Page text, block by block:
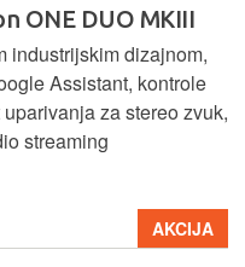
ONE DUO MKIII
industrijskim dizajnom,
Assistant, kontrole
za stereo zvuk,
streaming
AKCIJA